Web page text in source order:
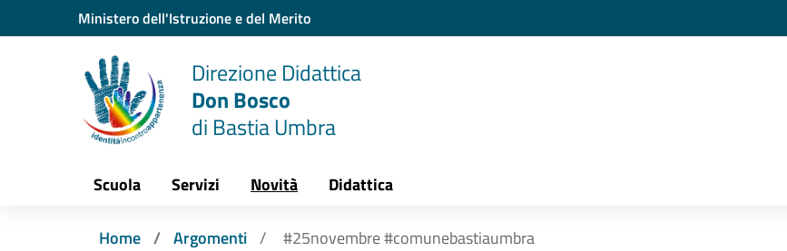
Vai ai contenuti
Vai al menu di navigazione
Ministero dell'Istruzione e del Merito
Direzione Didattica
Don Bosco
di Bastia Umbra
Scuola Servizi Novità Didattica
Home Argomenti #25novembre #comunebastiaumbra